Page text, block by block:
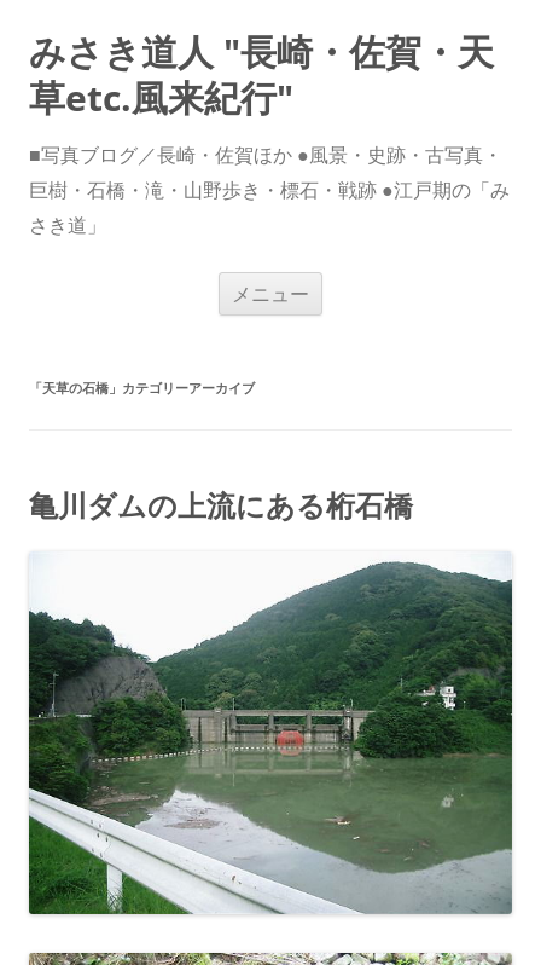
みさき道人 "長崎・佐賀・天
草etc.風来紀行"
■写真ブログ／長崎・佐賀ほか ●風景・史跡・古写真・
巨樹・石橋・滝・山野歩き・標石・戦跡 ●江戸期の「み
さき道」
メニュー
「天草の石橋 」カテゴリーアーカイブ
亀川ダムの上流にある桁石橋